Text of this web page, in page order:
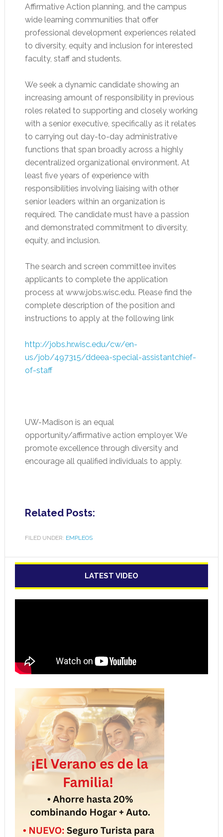
Affirmative Action planning, and the campus
wide learning communities that offer
professional development experiences related
to diversity, equity and inclusion for interested
faculty, staff and students.
We seek a dynamic candidate showing an
increasing amount of responsibility in previous
roles related to supporting and closely working
with a senior executive, specifically as it relates
to carrying out day-to-day administrative
functions that span broadly across a highly
decentralized organizational environment. At
least five years of experience with
responsibilities involving liaising with other
senior leaders within an organization is
required. The candidate must have a passion
and demonstrated commitment to diversity,
equity, and inclusion.
The search and screen committee invites
applicants to complete the application
process at www.jobs.wisc.edu. Please find the
complete description of the position and
instructions to apply at the following link
http://jobs.hr.wisc.edu/cw/en-
us/job/497315/ddeea-special-assistantchief-
of-staff
UW-Madison is an equal
opportunity/affirmative action employer. We
promote excellence through diversity and
encourage all qualified individuals to apply.
Related Posts:
FILED UNDER: EMPLEOS
LATEST VIDEO